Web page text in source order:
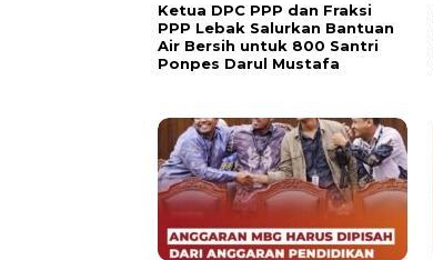
Ketua DPC PPP dan Fraksi
PPP Lebak Salurkan Bantuan
Air Bersih untuk 800 Santri
Ponpes Darul Mustafa